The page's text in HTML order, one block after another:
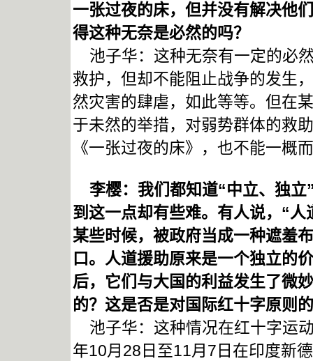
一张过夜的床，但并没有解决他
得这种无奈是必然的吗？
池子华：这种无奈有一定的必
救护，但却不能阻止战争的发生
然灾害的肆虐，如此等等。但在
于未然的举措，对弱势群体的救
《一张过夜的床》，也不能一概
李樱：我们都知道“中立、独立
到这一点却有些难。有人说，“
某些时候，被政府当成一种遮羞
口。人道援助原来是一个独立的
后，它们与大国的利益发生了微
的？这是否是对国际红十字原则
池子华：这种情况在红十字运
年10月28日至11月7日在印度新